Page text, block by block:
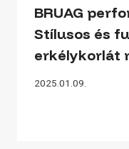
BRUAG
Stílusos és
erkélykorlát
2025.01.09.